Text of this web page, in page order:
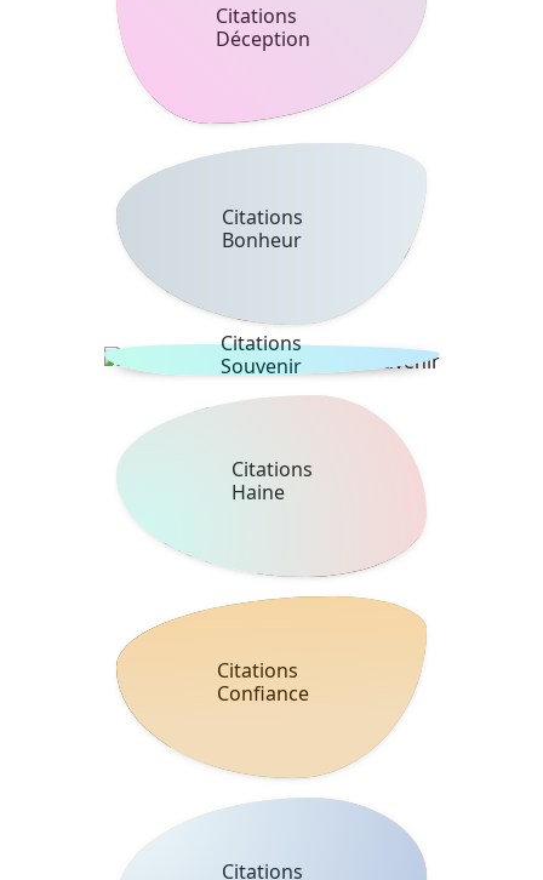
Citations
Déception
Citations
Bonheur
Citations
Souvenir
Citations
Haine
Citations
Confiance
Citations